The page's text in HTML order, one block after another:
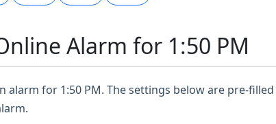
Alarm for 1:50 PM
alarm for 1:50 PM. The settings below are pre-